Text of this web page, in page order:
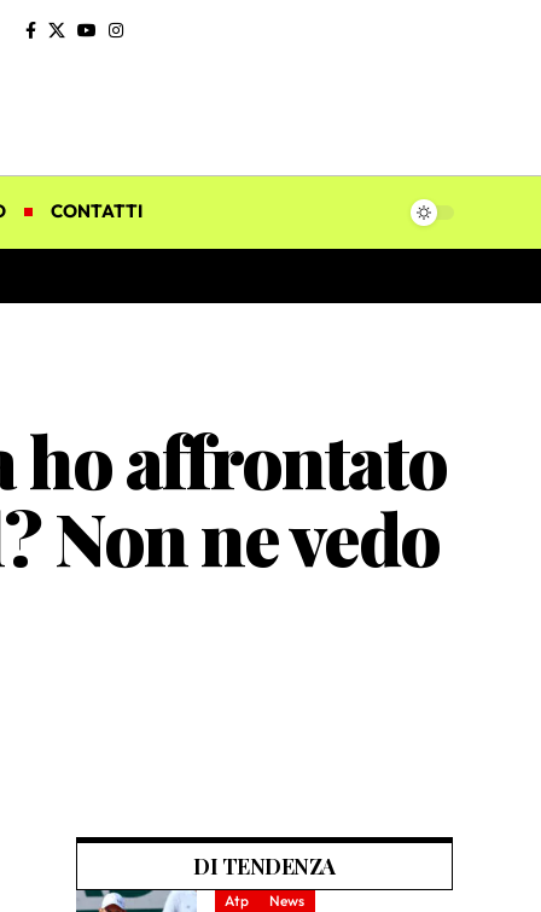
CONTATTI
ho affrontato
Non ne vedo
DI TENDENZA
Atp News